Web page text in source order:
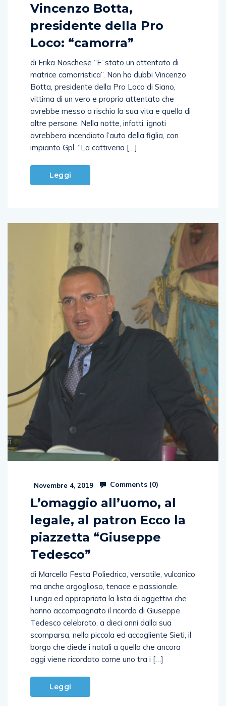
Vincenzo Botta,
presidente della Pro
Loco: “camorra”
di Erika Noschese “E’ stato un attentato di
matrice camorristica”. Non ha dubbi Vincenzo
Botta, presidente della Pro Loco di Siano,
vittima di un vero e proprio attentato che
avrebbe messo a rischio la sua vita e quella di
altre persone. Nella notte, infatti, ignoti
avrebbero incendiato l’auto della figlia, con
impianto Gpl. “La cattiveria […]
Leggi
Novembre 4, 2019 Comments (0)
L’omaggio all’uomo, al
legale, al patron Ecco la
piazzetta “Giuseppe
Tedesco”
di Marcello Festa Poliedrico, versatile, vulcanico
ma anche orgoglioso, tenace e passionale.
Lunga ed appropriata la lista di aggettivi che
hanno accompagnato il ricordo di Giuseppe
Tedesco celebrato, a dieci anni dalla sua
scomparsa, nella piccola ed accogliente Sieti, il
borgo che diede i natali a quello che ancora
oggi viene ricordato come uno tra i […]
Leggi